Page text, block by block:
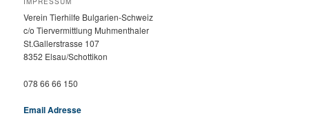
Verein Tierhilfe Bulgarien-Schweiz
c/o Tiervermittlung Muhmenthaler
St.Gallerstrasse 107
8352 Elsau/Schottikon
078 66 66 150
Email Adresse